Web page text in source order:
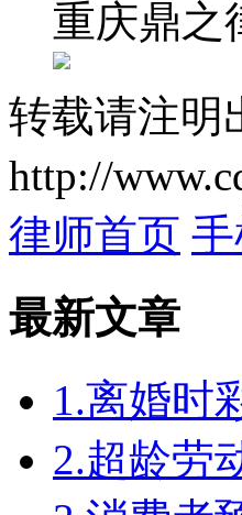
重庆鼎之
转载请注明
http://
律师首页
最新文章
1.离婚时
2.超龄劳